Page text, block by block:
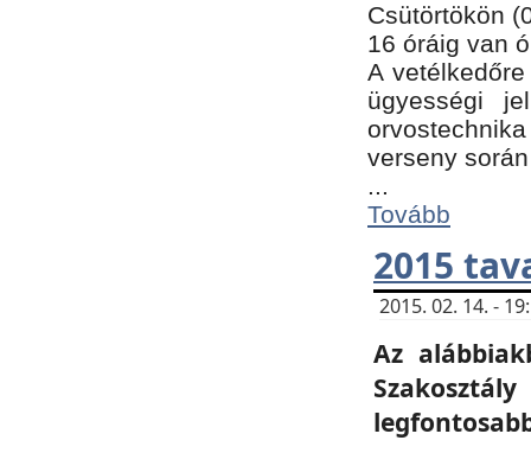
Csütörtökön
16 óráig van
A
ügyességi
verseny
...
Tovább
2015
2015. 02. 14. -
Az